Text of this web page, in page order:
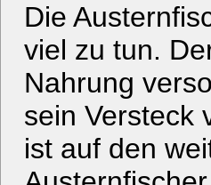
Die
viel zu tun.
Nahrung
sein Versteck
ist auf den